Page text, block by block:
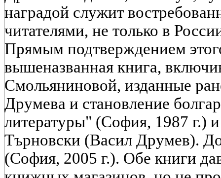
наградой служит
читателями, не только в
Прямым подтверждением
вышеназванная книга,
Смольяниновой, изданные
Друмева и становление
литературы" (София, 1987 г.)
Търновски (Васил Друмев).
(София, 2005 г.). Обе книги